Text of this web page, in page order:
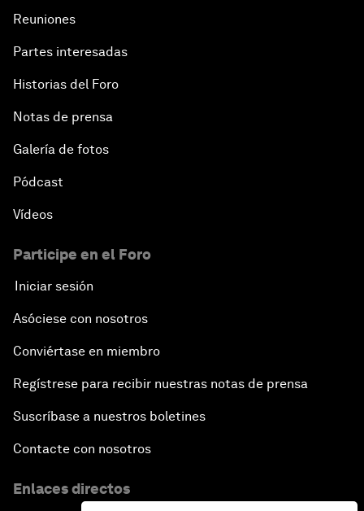
Reuniones
Partes interesadas
Historias del Foro
Notas de prensa
Galería de fotos
Pódcast
Vídeos
Participe en el Foro
Iniciar sesión
Asóciese con nosotros
Conviértase en miembro
Regístrese para recibir nuestras notas de prensa
Suscríbase a nuestros boletines
Contacte con nosotros
Enlaces directos